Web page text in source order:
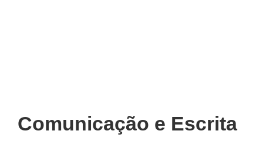
Comunicação e Escrita